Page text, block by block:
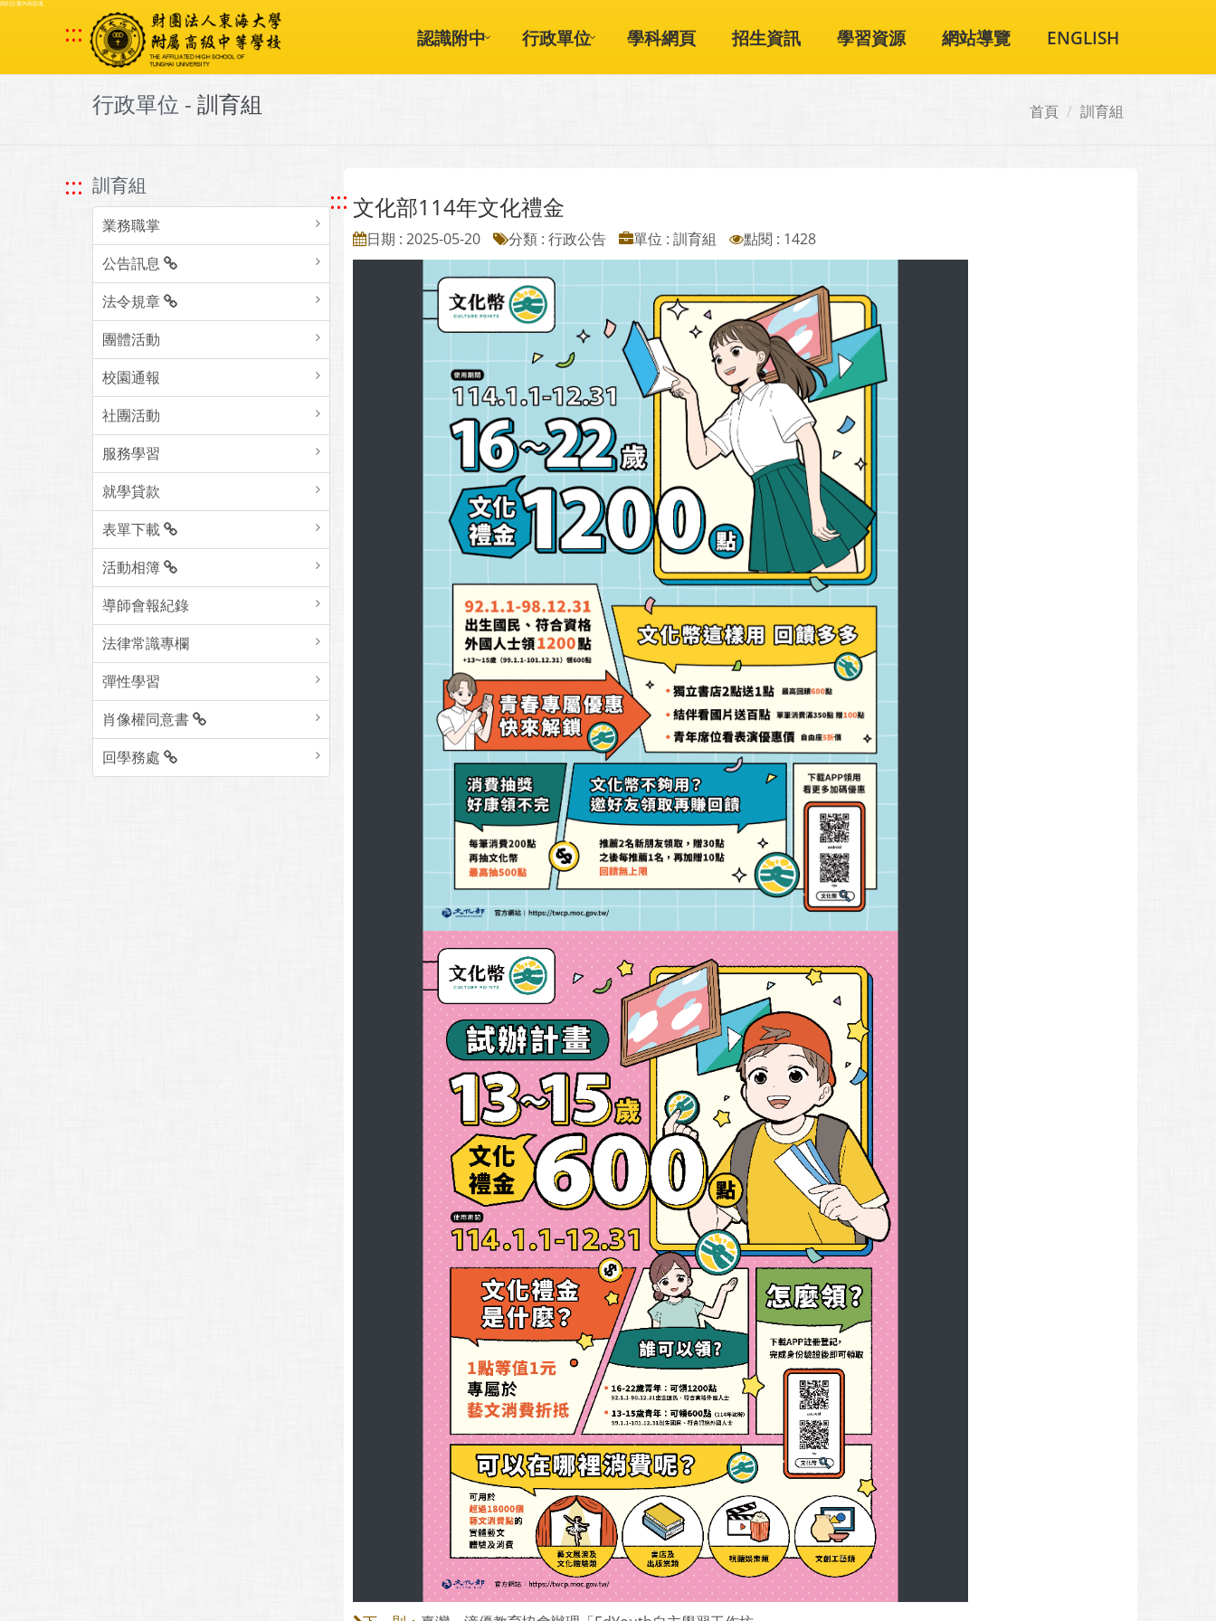
跳到主要內容區塊
::: 認識附中 行政單位 學科網頁 招生資訊 學習資源 網站導覽 ENGLISH
行政單位 - 訓育組 首頁 訓育組
::: 訓育組
業務職掌
公告訊息
法令規章
團體活動
校園通報
社團活動
服務學習
就學貸款
表單下載
活動相簿
導師會報紀錄
法律常識專欄
彈性學習
肖像權同意書
回學務處
::: 文化部114年文化禮金
日期 : 2025-05-20 分類 : 行政公告 單位 : 訓育組 點閱 : 1428